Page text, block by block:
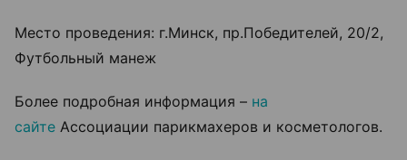
Место проведения: г.Минск, пр.Победителей, 20/2,
Футбольный манеж
Более подробная информация – на
сайте Ассоциации парикмахеров и косметологов.